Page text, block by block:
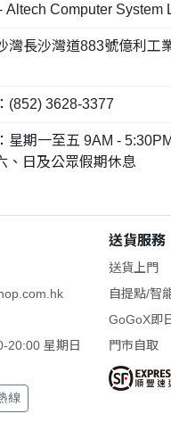
Altech Computer System
灣長沙灣道883號億利工
(852) 3628-3377
星期一至五 9AM -
、日及公眾假期休息
20:00 星期日
線
送貨服務
送貨上門
自提點/智
GoGoX即
門市自取